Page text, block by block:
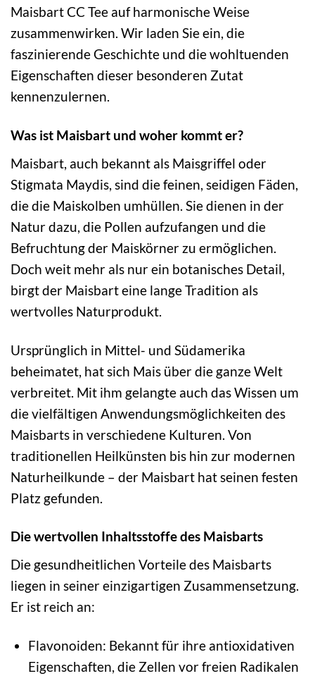
Maisbart CC Tee auf harmonische Weise
zusammenwirken. Wir laden Sie ein, die
faszinierende Geschichte und die wohltuenden
Eigenschaften dieser besonderen Zutat
kennenzulernen.
Was ist Maisbart und woher kommt er?
Maisbart, auch bekannt als Maisgriffel oder
Stigmata Maydis, sind die feinen, seidigen Fäden,
die die Maiskolben umhüllen. Sie dienen in der
Natur dazu, die Pollen aufzufangen und die
Befruchtung der Maiskörner zu ermöglichen.
Doch weit mehr als nur ein botanisches Detail,
birgt der Maisbart eine lange Tradition als
wertvolles Naturprodukt.
Ursprünglich in Mittel- und Südamerika
beheimatet, hat sich Mais über die ganze Welt
verbreitet. Mit ihm gelangte auch das Wissen um
die vielfältigen Anwendungsmöglichkeiten des
Maisbarts in verschiedene Kulturen. Von
traditionellen Heilkünsten bis hin zur modernen
Naturheilkunde – der Maisbart hat seinen festen
Platz gefunden.
Die wertvollen Inhaltsstoffe des Maisbarts
Die gesundheitlichen Vorteile des Maisbarts
liegen in seiner einzigartigen Zusammensetzung.
Er ist reich an:
Flavonoiden: Bekannt für ihre antioxidativen
Eigenschaften, die Zellen vor freien Radikalen